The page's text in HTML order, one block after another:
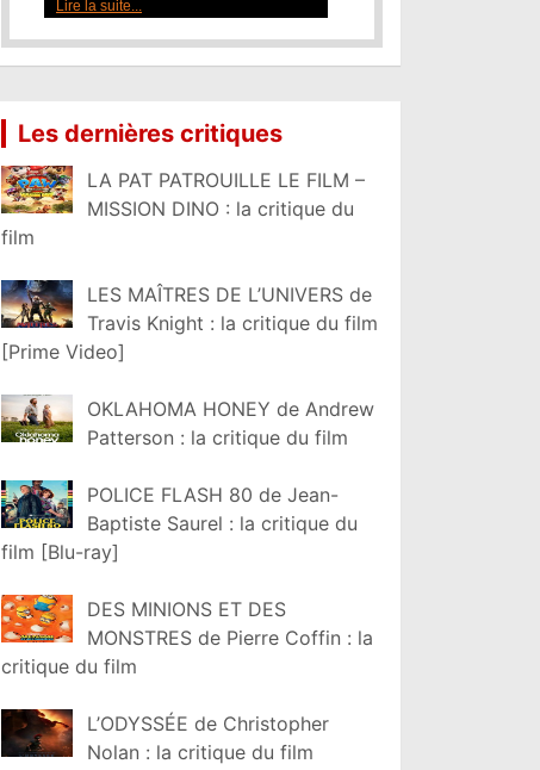
Lire la suite...
Les dernières critiques
LA PAT PATROUILLE LE FILM –
MISSION DINO : la critique du
film
LES MAÎTRES DE L’UNIVERS de
Travis Knight : la critique du film
[Prime Video]
OKLAHOMA HONEY de Andrew
Patterson : la critique du film
POLICE FLASH 80 de Jean-
Baptiste Saurel : la critique du
film [Blu-ray]
DES MINIONS ET DES
MONSTRES de Pierre Coffin : la
critique du film
L’ODYSSÉE de Christopher
Nolan : la critique du film